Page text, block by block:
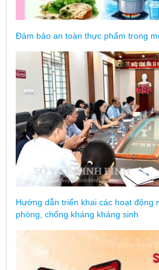
Đảm bảo an toàn thực phẩm trong
Hướng dẫn triển khai các hoạt động
phòng, chống kháng kháng sinh